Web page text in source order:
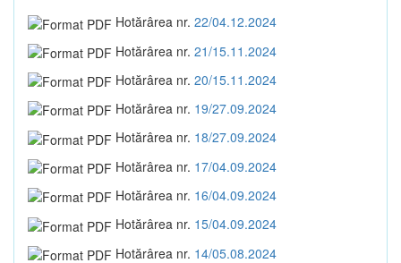
Hotărârea nr. 22/04.12.2024
Hotărârea nr. 21/15.11.2024
Hotărârea nr. 20/15.11.2024
Hotărârea nr. 19/27.09.2024
Hotărârea nr. 18/27.09.2024
Hotărârea nr. 17/04.09.2024
Hotărârea nr. 16/04.09.2024
Hotărârea nr. 15/04.09.2024
Hotărârea nr. 14/05.08.2024